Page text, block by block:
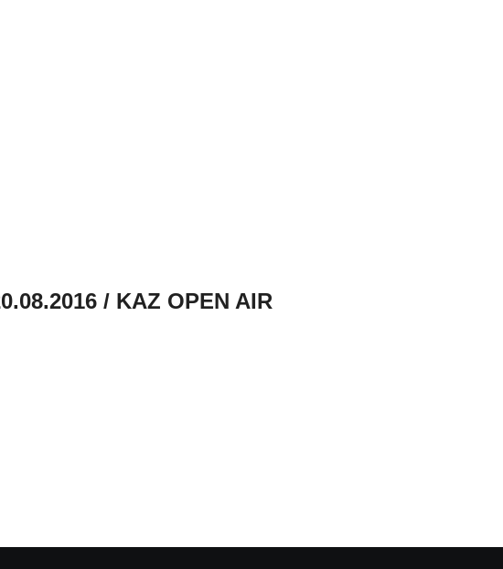
/ KAZ OPEN AIR